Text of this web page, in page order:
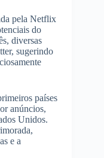
pela Netflix
do
diversas
sugerindo
países
anúncios,
Unidos.
e a